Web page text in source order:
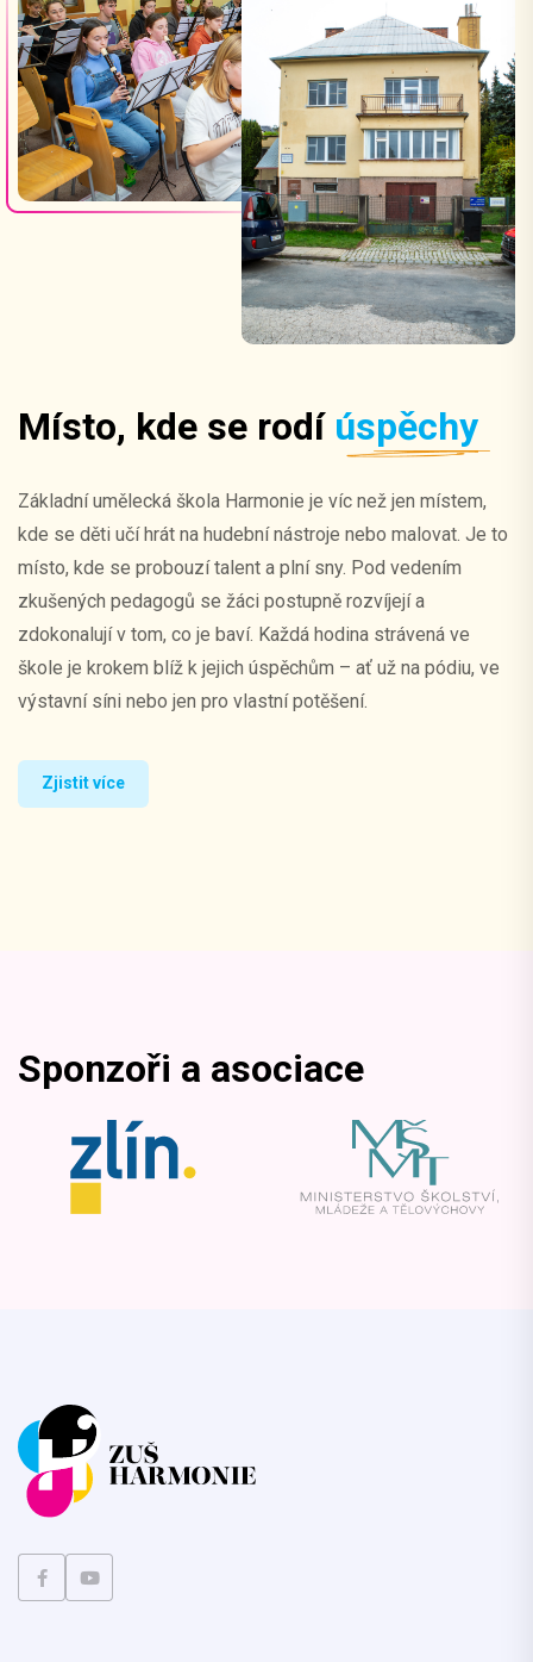
Místo, kde se rodí úspěchy
Základní umělecká škola Harmonie je víc než jen místem,
kde se děti učí hrát na hudební nástroje nebo malovat. Je to
místo, kde se probouzí talent a plní sny. Pod vedením
zkušených pedagogů se žáci postupně rozvíjejí a
zdokonalují v tom, co je baví. Každá hodina strávená ve
škole je krokem blíž k jejich úspěchům – ať už na pódiu, ve
výstavní síni nebo jen pro vlastní potěšení.
Zjistit více
Sponzoři a asociace